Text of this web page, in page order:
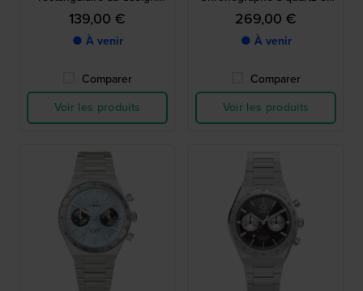
vintage avec index romains
139,00 €
● À venir
Comparer
Voir les produits
acier inoxydable avec
cadran 24h
269,00 €
● À venir
Comparer
Voir les produits